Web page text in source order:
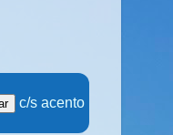
c/s acento